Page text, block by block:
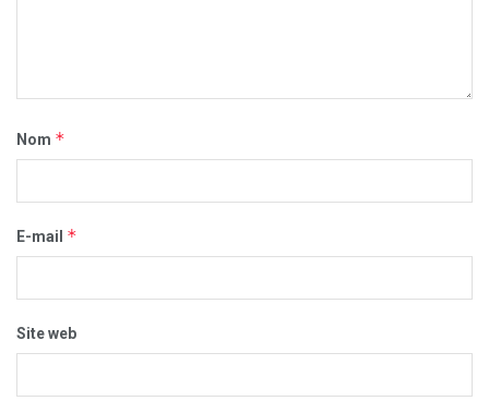
Nom *
E-mail *
Site web